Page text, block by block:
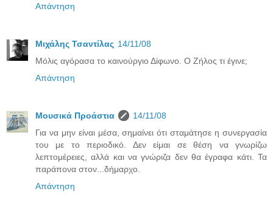
Απάντηση
Μιχάλης Τσαντίλας 14/11/08
Μόλις αγόρασα το καινούργιο Δίφωνο. Ο Ζήλος τι έγινε;
Απάντηση
Μουσικά Προάστια
14/11/08
Για να μην είναι μέσα, σημαίνει ότι σταμάτησε η συνεργασία
του με το περιοδικό. Δεν είμαι σε θέση να γνωρίζω
λεπτομέρειες, αλλά και να γνώριζα δεν θα έγραφα κάτι. Τα
παράπονα στον...δήμαρχο.
Απάντηση